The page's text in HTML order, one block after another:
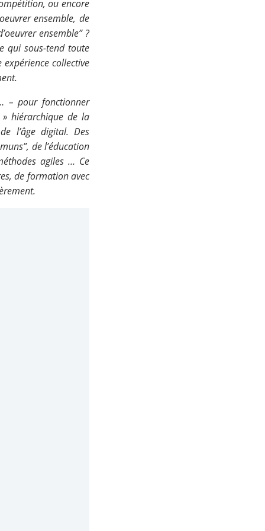
ou encore
ensemble, de
ensemble” ?
qui sous-tend toute
collective
– pour fonctionner
hiérarchique de la
l’âge digital. Des
de l’éducation
agiles … Ce
de formation avec